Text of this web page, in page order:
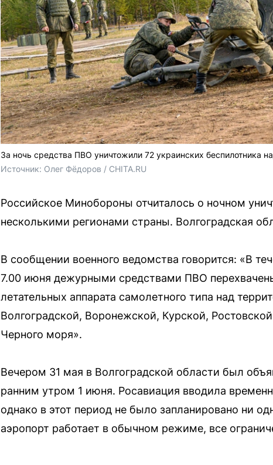
За ночь средства ПВО уничтожили 72 украинских беспилотника
Источник: Олег Фёдоров / CHITA.RU
Российское Минобороны отчиталось о ночном
несколькими регионами страны. Волгоградская
В сообщении военного ведомства говорится: «В
7.00 июня дежурными средствами ПВО
летательных аппарата самолетного типа над
Волгоградской, Воронежской, Курской,
Черного моря».
Вечером 31 мая в Волгоградской области был
ранним утром 1 июня. Росавиация вводила
однако в этот период не было запланировано ни
аэропорт работает в обычном режиме, все